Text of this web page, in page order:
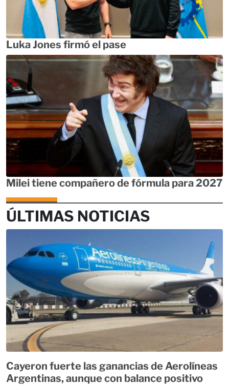
Luka Jones firmó el pase
Milei tiene compañero de fórmula para 2027
ÚLTIMAS NOTICIAS
Cayeron fuerte las ganancias de Aerolíneas
Argentinas, aunque con balance positivo